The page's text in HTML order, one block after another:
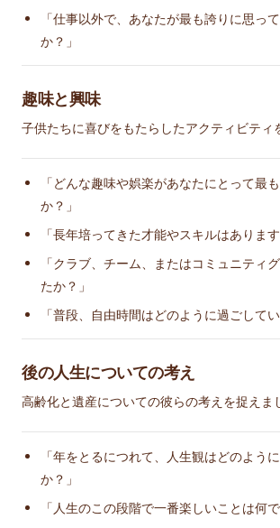
「仕事以外で、あなたが最も誇りに思っ
か？」
趣味と興味
子供たちに喜びをもたらしたアクティビティ
「どんな趣味や娯楽があなたにとって最
か？」
「長年培ってきた才能やスキルはあります
「クラブ、チーム、またはコミュニティ
たか？」
「普段、自由時間はどのように過ごして
後の人生についての考え
高齢化と遺産についての彼らの考えを捉えま
「年をとるにつれて、人生観はどのよう
か？」
「人生のこの段階で一番楽しいことは何で